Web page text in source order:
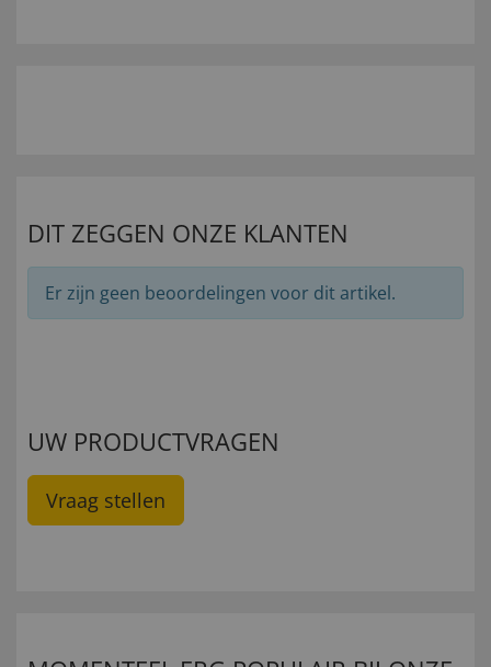
DIT ZEGGEN ONZE KLANTEN
Er zijn geen beoordelingen voor dit artikel.
UW PRODUCTVRAGEN
Vraag stellen